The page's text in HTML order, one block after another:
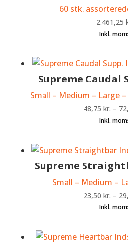
60 stk.
2.461,25
Supreme Caudal
Small – Medium – Large –
48,75 kr. –
Supreme
Small – Medium –
23,50 kr. –